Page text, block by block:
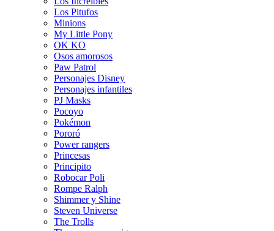
Los Pitufos
Minions
My Little Pony
OK KO
Osos amorosos
Paw Patrol
Personajes Disney
Personajes infantiles
PJ Masks
Pocoyo
Pokémon
Pororó
Power rangers
Princesas
Principito
Robocar Poli
Rompe Ralph
Shimmer y Shine
Steven Universe
The Trolls